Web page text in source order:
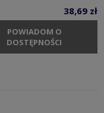
38,69 zł
POWIADOM O
DOSTĘPNOŚCI